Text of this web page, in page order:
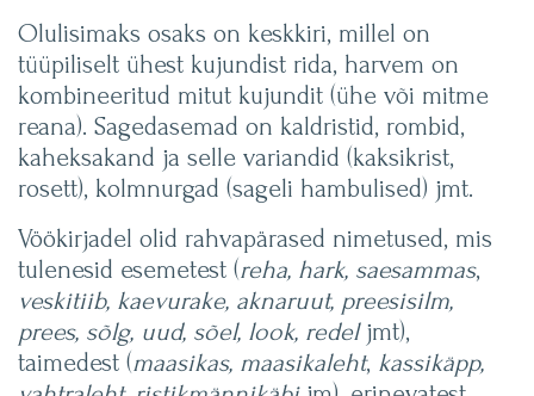
Olulisimaks osaks on keskkiri, millel on
tüüpiliselt ühest kujundist rida, harvem on
kombineeritud mitut kujundit (ühe või mitme
reana). Sagedasemad on kaldristid, rombid,
kaheksakand ja selle variandid (kaksikrist,
rosett), kolmnurgad (sageli hambulised) jmt.
Vöökirjadel olid rahvapärased nimetused, mis
tulenesid esemetest (reha, hark, saesammas,
veskitiib, kaevurake, aknaruut, preesisilm,
prees, sõlg, uud, sõel, look, redel jmt),
taimedest (maasikas, maasikaleht, kassikäpp,